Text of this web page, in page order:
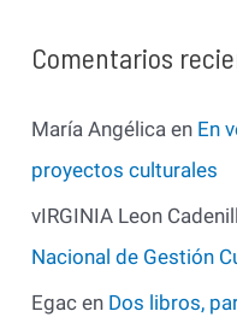
Comentarios
María Angélica en En
proyectos culturales
vIRGINIA Leon
Nacional de Gestión
Egac en Dos libros,